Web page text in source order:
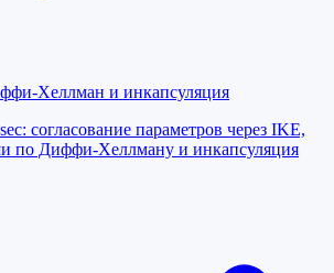
Хеллман и инкапсуляция
согласование параметров через IKE,
по Диффи-Хеллману и инкапсуляция